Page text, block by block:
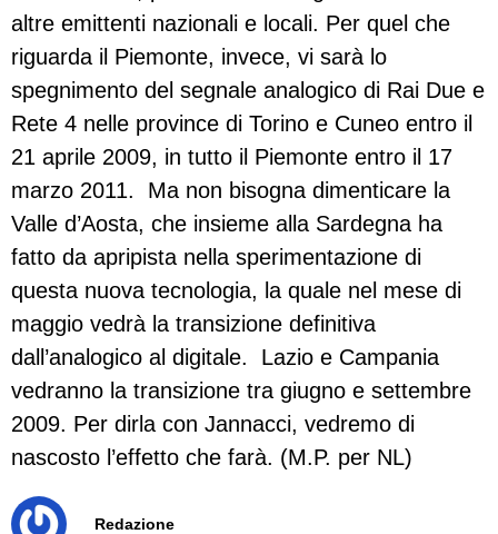
altre emittenti nazionali e locali. Per quel che
riguarda il Piemonte, invece, vi sarà lo
spegnimento del segnale analogico di Rai Due e
Rete 4 nelle province di Torino e Cuneo entro il
21 aprile 2009, in tutto il Piemonte entro il 17
marzo 2011. Ma non bisogna dimenticare la
Valle d’Aosta, che insieme alla Sardegna ha
fatto da apripista nella sperimentazione di
questa nuova tecnologia, la quale nel mese di
maggio vedrà la transizione definitiva
dall’analogico al digitale. Lazio e Campania
vedranno la transizione tra giugno e settembre
2009. Per dirla con Jannacci, vedremo di
nascosto l’effetto che farà. (M.P. per NL)
Redazione